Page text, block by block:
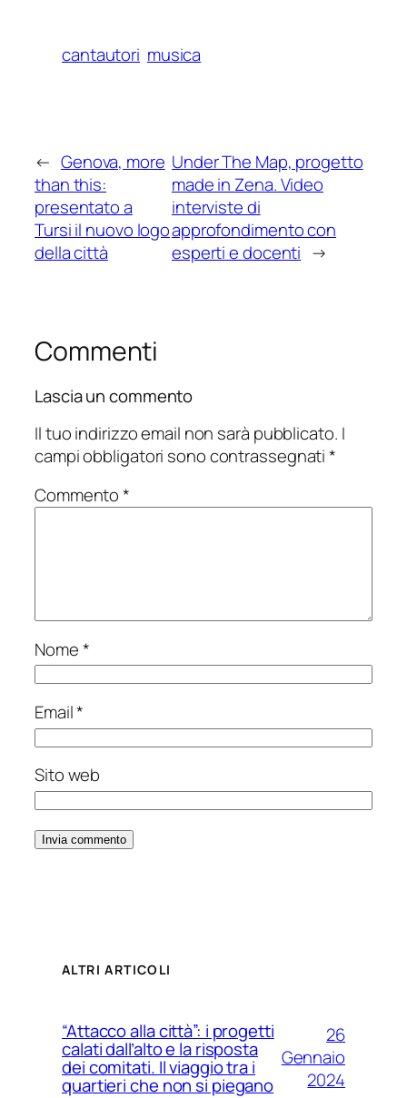
cantautori musica
← Genova, more
than this:
presentato a
Tursi il nuovo logo
della città
Under The Map, progetto
made in Zena. Video
interviste di
approfondimento con
esperti e docenti →
Commenti
Lascia un commento
Il tuo indirizzo email non sarà pubblicato. I
campi obbligatori sono contrassegnati*
Commento*
Nome*
Email*
Sito web
ALTRI ARTICOLI
“Attacco alla città”: i progetti
calati dall’alto e la risposta
dei comitati. Il viaggio tra i
quartieri che non si piegano
26
Gennaio
2024